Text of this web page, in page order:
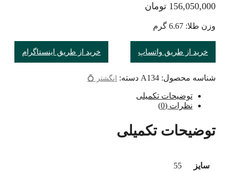
156,050,000 تومان
وزن طلا: 6.67 گرم
خرید از طریق واتساپ خرید از طریق اینستاگرام
شناسه محصول: A134 دسته: انگشتر 💍
توضیحات تکمیلی
نظرات (0)
توضیحات تکمیلی
سایز 55